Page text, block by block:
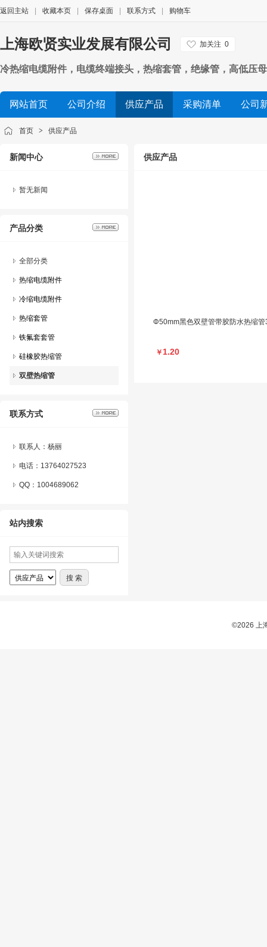
返回主站 收藏本页 保存桌面 联系方式 购物车
上海欧贤实业发展有限公司 加关注 0
冷热缩电缆附件，电缆终端接头，热缩套管，绝缘管，高低压
网站首页 公司介绍 供应产品 采购清单 公司
首页 > 供应产品
新闻中心
暂无新闻
产品分类
全部分类
热缩电缆附件
冷缩电缆附件
热缩套管
铁氟套套管
硅橡胶热缩管
双壁热缩管
联系方式
联系人：杨丽
电话：13764027523
QQ： 1004689062
站内搜索
供应产品
Φ50mm黑色双壁管带胶防水热缩
￥ 1.20
©2026 上